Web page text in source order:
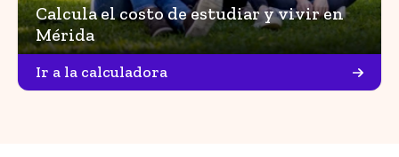
Calcula el costo de estudiar y vivir en
Mérida
Ir a la calculadora